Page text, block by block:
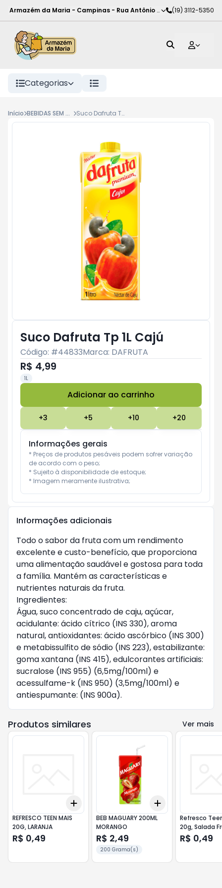
Armazém da Maria - Campinas - Rua Antônio Rodrigues de
(19) 3112-5350
Categorias
Início BEBIDAS SEM GAS Suco Dafruta Tp 1L Cajú
Suco Dafruta Tp 1L Cajú
Código: #44833Marca: DAFRUTA
R$ 4,99
1L
Adicionar ao carrinho
+3 +5 +10 +20
Informações gerais
* Preços de produtos pesáveis podem sofrer variação
de acordo com o peso;
* Sujeito à disponibilidade de estoque;
* Imagem meramente ilustrativa;
Informações adicionais
Todo o sabor da fruta com um rendimento
excelente e custo-benefício, que proporciona
uma alimentação saudável e gostosa para toda
a família. Mantém as características e
nutrientes naturais da fruta.
Ingredientes:
Água, suco concentrado de caju, açúcar,
acidulante: ácido cítrico (INS 330), aroma
natural, antioxidantes: ácido ascórbico (INS 300)
e metabissulfito de sódio (INS 223), estabilizante:
goma xantana (INS 415), edulcorantes artificiais:
sucralose (INS 955) (6,5mg/100ml) e
acessulfame-k (INS 950) (3,5mg/100ml) e
antiespumante: (INS 900a).
Produtos similares Ver mais
10
Add
REFRESCO TEEN MAIS
20G, LARANJA
R$ 0,49
Add
BEB MAGUARY 200ML
MORANGO
R$ 2,49
200 Grama(s)
Refresco
20g, Salada
R$ 0,49